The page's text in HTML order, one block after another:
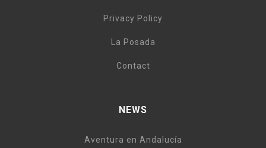
Privacy Policy
La Posada
Contact
NEWS
Aventura en Andalucía